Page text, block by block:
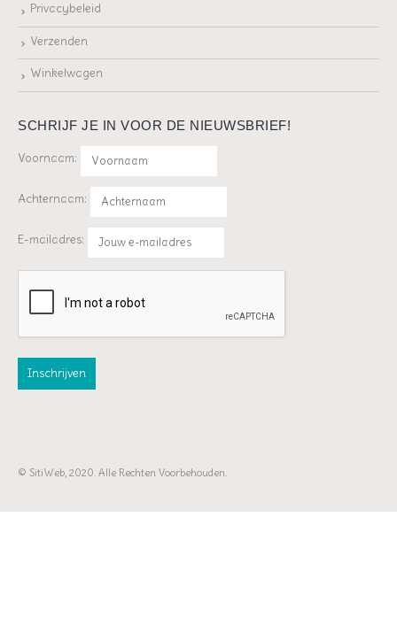
Privacybeleid
Verzenden
Winkelwagen
SCHRIJF JE IN VOOR DE NIEUWSBRIEF!
Voornaam:
Achternaam:
E-mailadres:
© SitiWeb, 2020. Alle Rechten Voorbehouden.